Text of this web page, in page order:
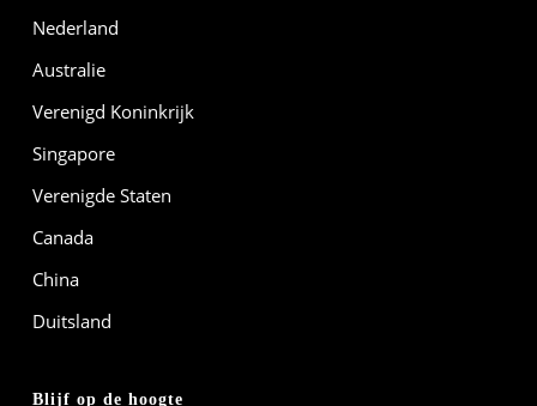
Nederland
Australie
Verenigd Koninkrijk
Singapore
Verenigde Staten
Canada
China
Duitsland
Blijf op de hoogte